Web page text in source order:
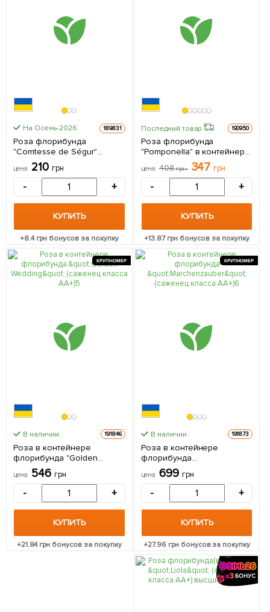
На Осень-2026 189831
Роза флорибунда
"Comtesse de Ségur"
(саженец класса АА+)
высший сорт 1 саженец в
цена 210 грн
- +
КУПИТЬ
+8.4грн бонусов за покупку
Последний товар 190950
Роза флорибунда
"Pomponella" в контейнере,
высший сорт 1 саженец в
упаковке
цена 408грн 347 грн
- +
КУПИТЬ
+13.87грн бонусов за покупку
КРУПНОМЕР
В наличии. 191846
Роза в контейнере
флорибунда "Golden
Wedding" (саженец класса
АА+) 1 саженец в упаковке
цена 546 грн
- +
КУПИТЬ
+21.84грн бонусов за покупку
КРУПНОМЕР
В наличии. 191873
Роза в контейнере
флорибунда
"Marchenzauber" (саженец
класса АА+) 1 саженец в
цена 699 грн
- +
КУПИТЬ
+27.96грн бонусов за покупку